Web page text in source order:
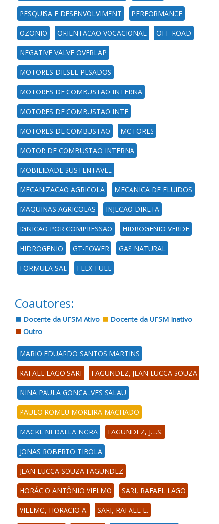
PESQUISA E DESENVOLVIMENT PERFORMANCE
OZONIO ORIENTACAO VOCACIONAL OFF ROAD
NEGATIVE VALVE OVERLAP
MOTORES DIESEL PESADOS
MOTORES DE COMBUSTAO INTERNA
MOTORES DE COMBUSTAO INTE
MOTORES DE COMBUSTAO MOTORES
MOTOR DE COMBUSTAO INTERNA
MOBILIDADE SUSTENTAVEL
MECANIZACAO AGRICOLA MECANICA DE FLUIDOS
MAQUINAS AGRICOLAS INJECAO DIRETA
IGNICAO POR COMPRESSAO HIDROGENIO VERDE
HIDROGENIO GT-POWER GAS NATURAL
FORMULA SAE FLEX-FUEL
Coautores:
Docente da UFSM Ativo
Docente da UFSM Inativo
Outro
MARIO EDUARDO SANTOS MARTINS
RAFAEL LAGO SARI FAGUNDEZ, JEAN LUCCA SOUZA
NINA PAULA GONCALVES SALAU
PAULO ROMEU MOREIRA MACHADO
MACKLINI DALLA NORA FAGUNDEZ, J.L.S.
JONAS ROBERTO TIBOLA
JEAN LUCCA SOUZA FAGUNDEZ
HORÁCIO ANTÔNIO VIELMO SARI, RAFAEL LAGO
VIELMO, HORÁCIO A. SARI, RAFAEL L.